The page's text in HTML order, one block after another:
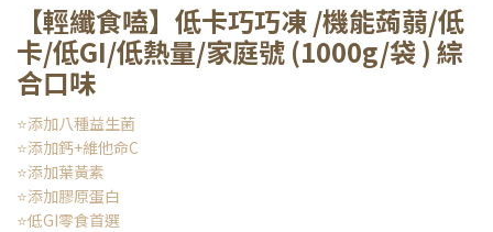
【輕纖食嗑】低卡巧巧凍 /機能蒟蒻/低
卡/低GI/低熱量/家庭號 (1000g/袋 ) 綜
合口味
⭐添加八種益生菌
⭐添加鈣+維他命C
⭐添加葉黃素
⭐添加膠原蛋白
⭐低GI零食首選